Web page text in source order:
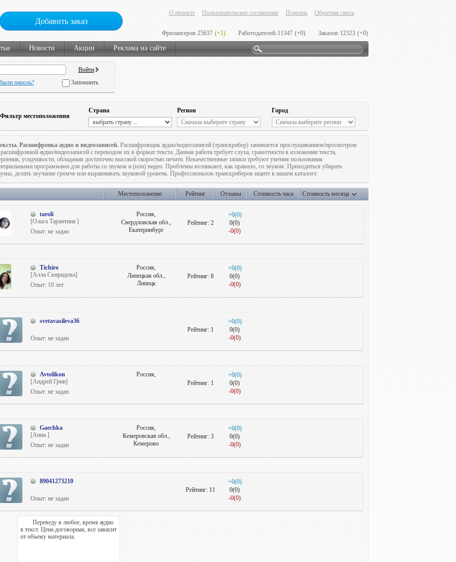
Добавить заказ
О проекте Пользовательское соглашение Помощь Обратная связь
Фрилансеров:25637 (+1) Работодателей:11347 (+0) Заказов:12323 (+0)
Новости Акции Реклама на сайте
пароль? Запомнить
Фильтр местоположения
Страна Регион Город
Расшифровка аудио и видеозаписей. Расшифровщик аудио/видеозаписей (транскрибер) занимается прослушиванием/просмотром
аудио/видеозаписей с переводом их в формат текста. Данная работа требует слуха, грамотности в изложении текста,
усидчивости, обладания достаточно высокой скоростью печати. Некачественные записи требуют умения пользования
программами для работы со звуком и (или) видео. Проблемы возникают, как правило, со звуком. Приходиться убирать
делать звучание громче или выравнивать звуковой уровень. Профессионалов-транскриберов ищите в нашем каталоге.
Местоположение Рейтинг Отзывы Стоимость часа Стоимость месяца
taroli
[Ольга Тарантина ]
Опыт: не задан
+0(0)
0(0)
-0(0)
Рейтинг:2
Россия,
Свердловская обл.,
Екатеринбург
Tichiro
[Алла Свиридова]
Опыт: 10 лет
+0(0)
0(0)
-0(0)
Рейтинг:8
Россия,
Липецкая обл.,
Липецк
svetavasileva36
Опыт: не задан
+0(0)
0(0)
-0(0)
Рейтинг:1
Avtolikon
[Андрей Грин]
Опыт: не задан
+0(0)
0(0)
-0(0)
Рейтинг:1
Россия,
Gaechka
[Анна ]
Опыт: не задан
+0(0)
0(0)
-0(0)
Рейтинг:3
Россия,
Кемеровская обл.,
Кемерово
89041273210
Опыт: не задан
+0(0)
0(0)
-0(0)
Рейтинг:11
Переведу в любое, время аудио
в текст. Цена договорная, все зависит
от объему материала.